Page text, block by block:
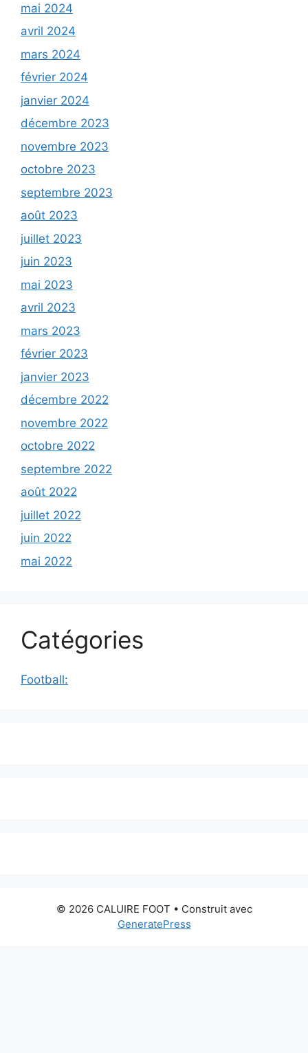
mai 2024
avril 2024
mars 2024
février 2024
janvier 2024
décembre 2023
novembre 2023
octobre 2023
septembre 2023
août 2023
juillet 2023
juin 2023
mai 2023
avril 2023
mars 2023
février 2023
janvier 2023
décembre 2022
novembre 2022
octobre 2022
septembre 2022
août 2022
juillet 2022
juin 2022
mai 2022
Catégories
Football:
© 2026 CALUIRE FOOT • Construit avec
GeneratePress